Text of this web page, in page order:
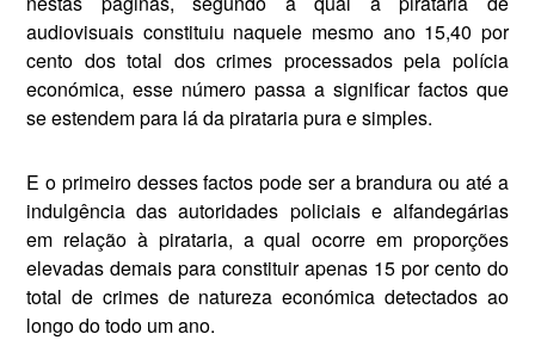
audiovisuais constituiu naque­le mesmo ano 15,40 por
cento dos total dos crimes processados pela polícia
económica, esse número passa a significar factos que
se es­tendem para lá da pirataria pura e simples.
E o primeiro desses factos pode ser a brandura ou até a
in­dulgência das autoridades poli­ciais e alfandegárias
em relação à pirataria, a qual ocorre em proporções
elevadas demais para constituir apenas 15 por cento do
total de crimes de natureza eco­nómica detectados ao
longo do todo um ano.